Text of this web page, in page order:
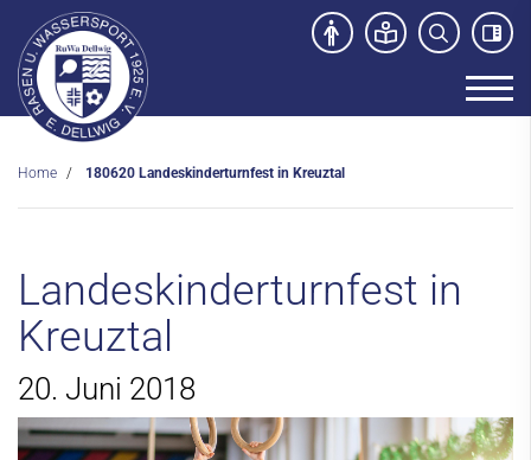
Home 180620 Landeskinderturnfest in Kreuztal
Landeskinderturnfest in
Kreuztal
20. Juni 2018
Sport- und Kursangebot
Freibad
Kontakt